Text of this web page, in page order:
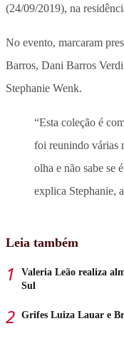
(24/09/2019), na
No evento, marcaram
Barros, Dani Barros
Stephanie Wenk.
“Esta coleção é
foi reunindo várias
olha e não sabe se
explica Stephanie,
Leia também
Valeria Leão realiza
Sul
Grifes Luiza Lauar e